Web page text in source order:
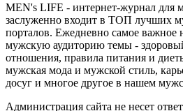
MEN's LIFE - интернет-журнал для
заслуженно входит в ТОП лучших
порталов. Ежедневно самое
мужскую аудиторию темы -
отношения, правила питания и
мужская мода и мужской стиль,
досуг и многое другое в нашем
Администрация сайта не несет